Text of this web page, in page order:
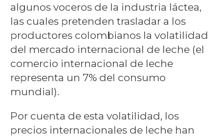
algunos voceros de la industria láctea,
las cuales pretenden trasladar a los
productores colombianos la volatilidad
del mercado internacional de leche (el
comercio internacional de leche
representa un 7% del consumo
mundial).
Por cuenta de esta volatilidad, los
precios internacionales de leche han